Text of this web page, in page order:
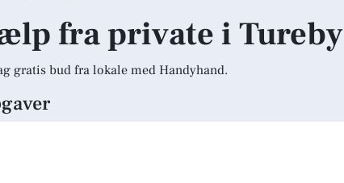
fra private i Tureby
gratis bud fra lokale med Handyhand.